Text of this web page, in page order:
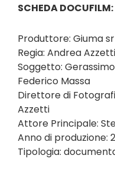
SCHEDA DOCUFILM:
Produttore: Giuma
Regia: Andrea
Soggetto:
Federico Massa
Direttore di
Azzetti
Attore Principale:
Anno di produzione:
Tipologia: